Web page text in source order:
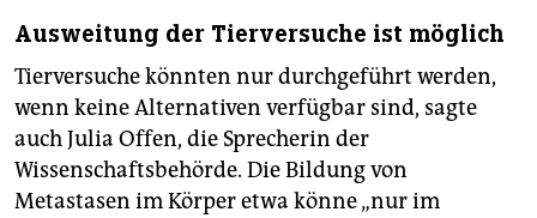
Ausweitung der Tierversuche ist möglich
Tierversuche könnten nur durchgeführt werden,
wenn keine Alternativen verfügbar sind, sagte
auch Julia Offen, die Sprecherin der
Wissenschaftsbehörde. Die Bildung von
Metastasen im Körper etwa könne „nur im